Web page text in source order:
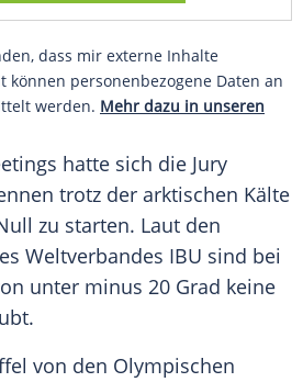
dass mir externe Inhalte
können personenbezogene Daten an
werden. Mehr dazu in unseren
hatte sich die Jury
trotz der arktischen Kälte
zu starten. Laut den
Weltverbandes IBU sind bei
unter minus 20 Grad keine
von den Olympischen